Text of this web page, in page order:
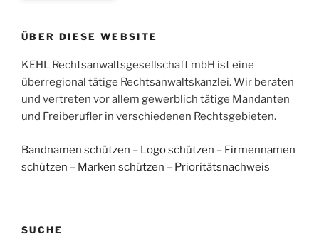
38
Bewertungen auf
ProvenExpert.com
Bewertungen von
2
anderen Quellen
Blick aufs ProvenExpert-Profil werfen
ÜBER DIESE WEBSITE
KEHL Rechtsanwaltsgesellschaft mbH ist eine
überregional tätige Rechtsanwaltskanzlei. Wir beraten
und vertreten vor allem gewerblich tätige Mandanten
und Freiberufler in verschiedenen Rechtsgebieten.
Bandnamen schützen – Logo schützen – Firmennamen
schützen – Marken schützen – Prioritätsnachweis
SUCHE